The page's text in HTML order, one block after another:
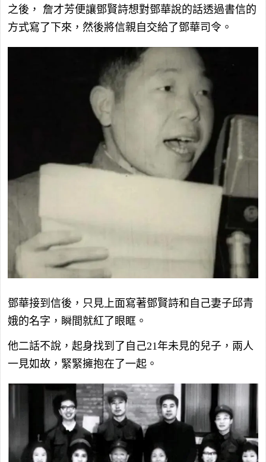
之後， 詹才芳便讓鄧賢詩想對鄧華說的話透過書信的
方式寫了下來，然後將信親自交給了鄧華司令。
鄧華接到信後，只見上面寫著鄧賢詩和自己妻子邱青
娥的名字，瞬間就紅了眼眶。
他二話不說，起身找到了自己21年未見的兒子，兩人
一見如故，緊緊擁抱在了一起。